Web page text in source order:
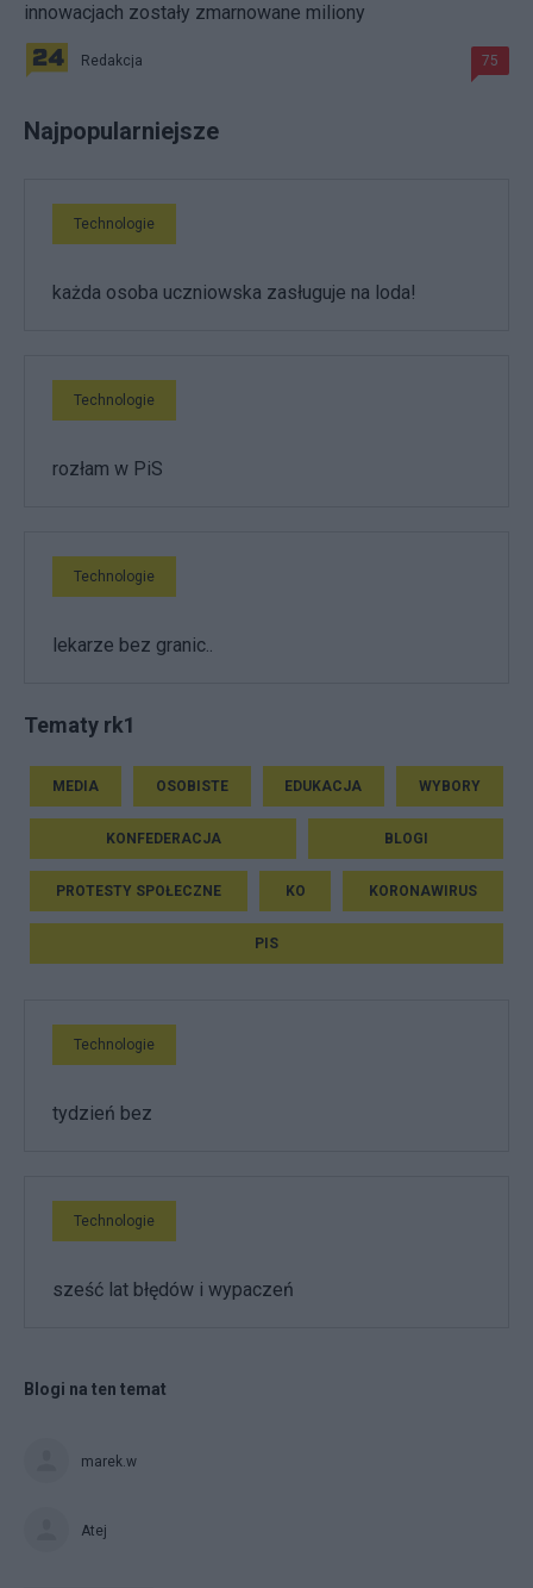
innowacjach zostały zmarnowane miliony
Redakcja 75
Najpopularniejsze
Technologie
każda osoba uczniowska zasługuje na loda!
Technologie
rozłam w PiS
Technologie
lekarze bez granic..
Tematy rk1
MEDIA OSOBISTE EDUKACJA WYBORY
KONFEDERACJA BLOGI
PROTESTY SPOŁECZNE KO KORONAWIRUS
PIS
Technologie
tydzień bez
Technologie
sześć lat błędów i wypaczeń
Blogi na ten temat
marek.w
Atej